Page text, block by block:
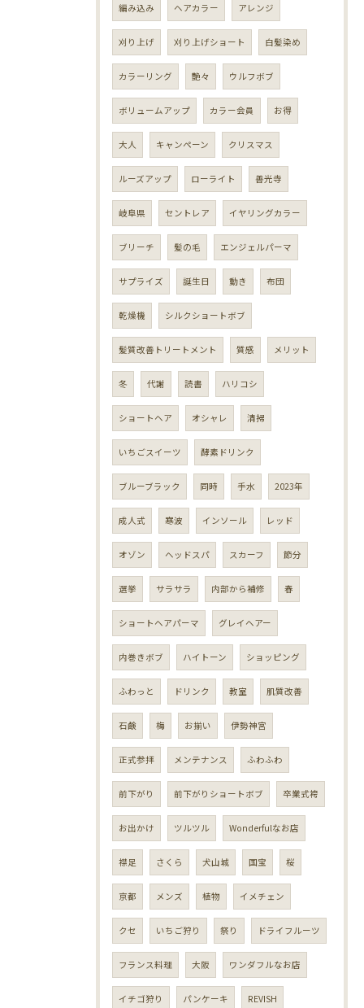
編み込み ヘアカラー アレンジ
刈り上げ 刈り上げショート 白髪染め
カラーリング 艶々 ウルフボブ
ボリュームアップ カラー会員 お得
大人 キャンペーン クリスマス
ルーズアップ ローライト 善光寺
岐阜県 セントレア イヤリングカラー
ブリーチ 髪の毛 エンジェルパーマ
サプライズ 誕生日 動き 布団
乾燥機 シルクショートボブ
髪質改善トリートメント 質感 メリット
冬 代謝 読書 ハリコシ
ショートヘア オシャレ 清掃
いちごスイーツ 酵素ドリンク
ブルーブラック 同時 手水 2023年
成人式 寒波 インソール レッド
オゾン ヘッドスパ スカーフ 節分
選挙 サラサラ 内部から補修 春
ショートヘアパーマ グレイヘアー
内巻きボブ ハイトーン ショッピング
ふわっと ドリンク 教室 肌質改善
石鹸 梅 お揃い 伊勢神宮
正式参拝 メンテナンス ふわふわ
前下がり 前下がりショートボブ 卒業式袴
お出かけ ツルツル Wonderfulなお店
襟足 さくら 犬山城 国宝 桜
京都 メンズ 植物 イメチェン
クセ いちご狩り 祭り ドライフルーツ
フランス料理 大阪 ワンダフルなお店
イチゴ狩り パンケーキ REVISH